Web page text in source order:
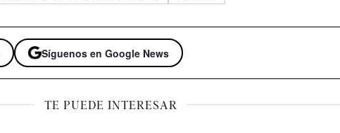
Síguenos en Google News
TE PUEDE INTERESAR